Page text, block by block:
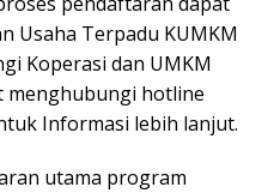
Usaha Terpadu KUMKM
Koperasi dan UMKM
menghubungi hotline
Informasi lebih lanjut.
utama program